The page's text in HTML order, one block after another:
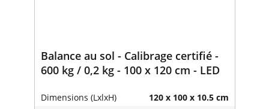
Balance au sol - Calibrage certifié -
600 kg / 0,2 kg - 100 x 120 cm - LED
Dimensions (LxlxH) 120 x 100 x 10.5 cm